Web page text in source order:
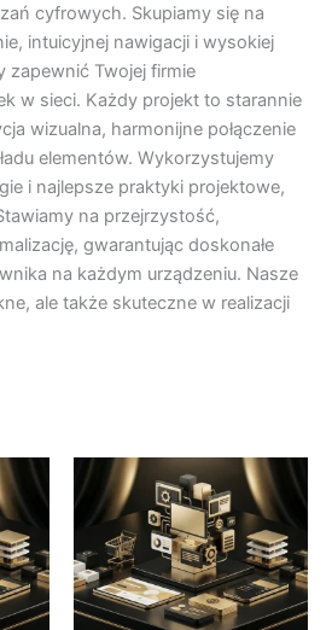
cyfrowych. Skupiamy się na
intuicyjnej nawigacji i wysokiej
zapewnić Twojej firmie
w sieci. Każdy projekt to starannie
wizualna, harmonijne połączenie
elementów. Wykorzystujemy
i najlepsze praktyki projektowe,
na przejrzystość,
gwarantując doskonałe
na każdym urządzeniu. Nasze
ale także skuteczne w realizacji